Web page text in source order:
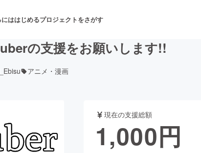
ははじめるプロジェクトをさがす
舞台・パフォーマンス
フード・飲食店
の支援をお願いします!!
アニメ・漫画
現在の支援総額
1,000円